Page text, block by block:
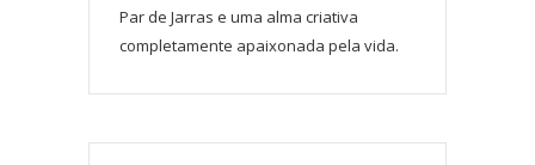
Par de Jarras e uma alma criativa
completamente apaixonada pela vida.